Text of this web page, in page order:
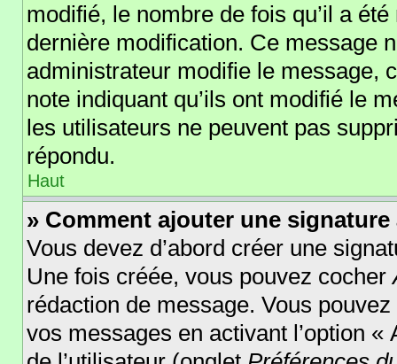
modifié, le nombre de fois qu’il a
dernière modification. Ce message
administrateur modifie le message,
note indiquant qu’ils ont modifié le
les utilisateurs ne peuvent pas
répondu.
Haut
» Comment ajouter une signature
Vous devez d’abord créer une
Une fois créée, vous pouvez cocher
rédaction de message. Vous
vos messages en activant l’option